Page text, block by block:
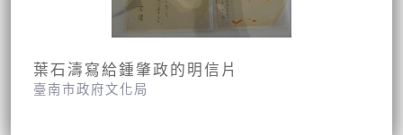
葉石濤寫給鍾肇政的明信片
臺南市政府文化局